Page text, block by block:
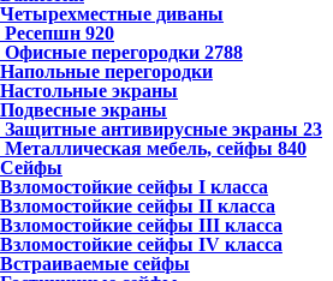
Четырехместные диваны
Ресепшн 920
Офисные перегородки 2788
Напольные перегородки
Настольные экраны
Подвесные экраны
Защитные антивирусные экраны 23
Металлическая мебель, сейфы 840
Сейфы
Взломостойкие сейфы I класса
Взломостойкие сейфы II класса
Взломостойкие сейфы III класса
Взломостойкие сейфы IV класса
Встраиваемые сейфы